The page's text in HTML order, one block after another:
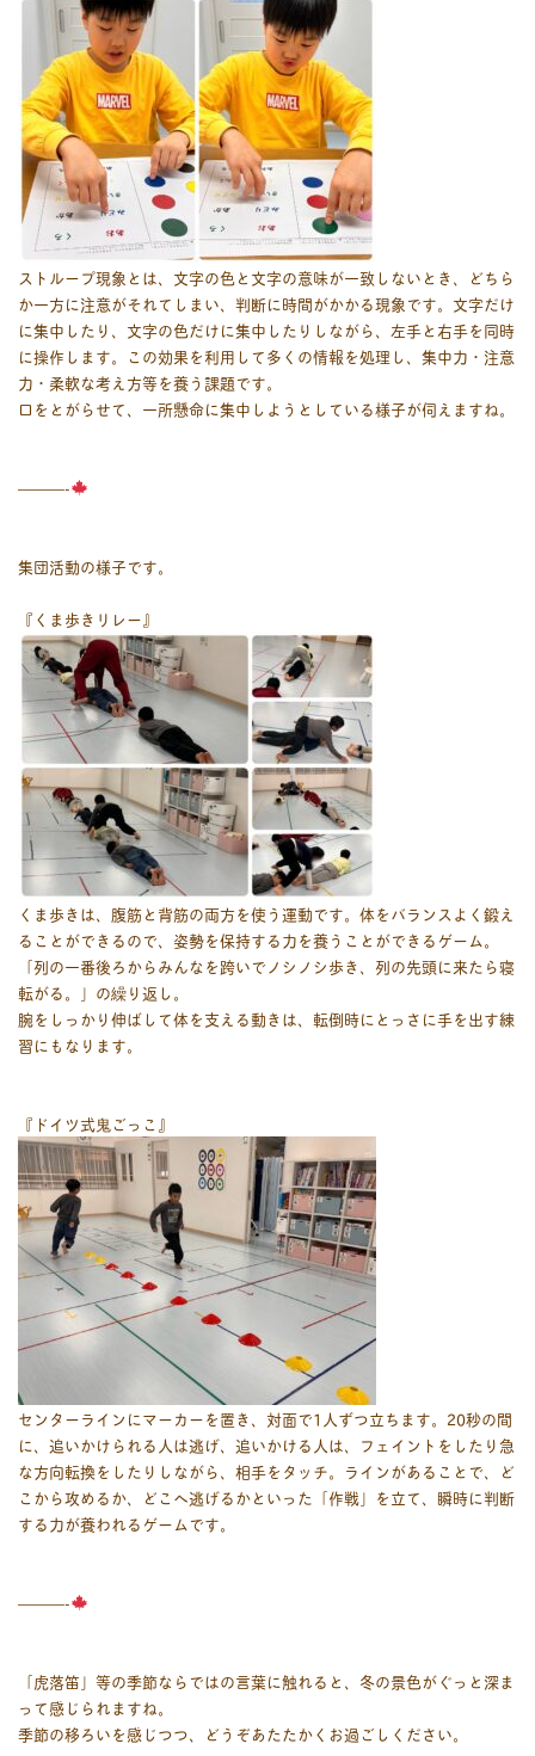
ストループ現象とは、文字の色と文字の意味が一致しないとき、どちら
か一方に注意がそれてしまい、判断に時間がかかる現象です。 文字だけ
に集中したり、文字の色だけに集中したりしながら、左手と右手を同時
に操作します。この効果を利用して多くの情報を処理し、集中力・注意
力・柔軟な考え方等を養う課題です。
口をとがらせて、一所懸命に集中しようとしている様子が伺えますね。
———-
集団活動の様子です。
『くま歩きリレー』
くま歩きは、腹筋と背筋の両方を使う運動です。体をバランスよく鍛え
ることができるので、姿勢を保持する力を養うことができるゲーム。
「列の一番後ろからみんなを跨いでノシノシ歩き、列の先頭に来たら寝
転がる。」の繰り返し。
腕をしっかり伸ばして体を支える動きは、転倒時にとっさに手を出す練
習にもなります。
『ドイツ式鬼ごっこ』
センターラインにマーカーを置き、対面で1人ずつ立ちます。20秒の間
に、追いかけられる人は逃げ、追いかける人は、フェイントをしたり急
な方向転換をしたりしながら、相手をタッチ。 ラインがあることで、ど
こから攻めるか、どこへ逃げるかといった「作戦」を立て、瞬時に判断
する力が養われるゲームです。
———-
「虎落笛」等の季節ならではの言葉に触れると、冬の景色がぐっと深ま
って感じられますね。
季節の移ろいを感じつつ、どうぞあたたかくお過ごしください。